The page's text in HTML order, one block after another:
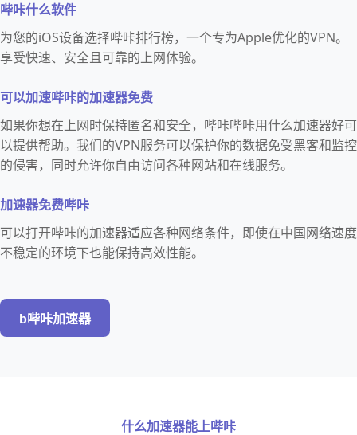
哔咔什么软件
为您的iOS设备选择哔咔排行榜，一个专为Apple优化的VPN。
享受快速、安全且可靠的上网体验。
可以加速哔咔的加速器免费
如果你想在上网时保持匿名和安全，哔咔哔咔用什么加速器好可
以提供帮助。我们的VPN服务可以保护你的数据免受黑客和监控
的侵害，同时允许你自由访问各种网站和在线服务。
加速器免费哔咔
可以打开哔咔的加速器适应各种网络条件，即使在中国网络速度
不稳定的环境下也能保持高效性能。
b哔咔加速器
什么加速器能上哔咔